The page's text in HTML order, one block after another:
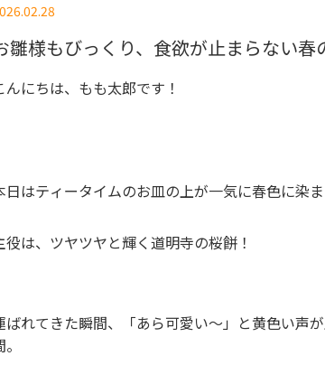
雛様もびっくり、食欲が止まらない春
んにちは、もも太郎です！
日はティータイムのお皿の上が一気に春色に染ま
役は、ツヤツヤと輝く道明寺の桜餅！
ばれてきた瞬間、「あら可愛い〜」と黄色い声